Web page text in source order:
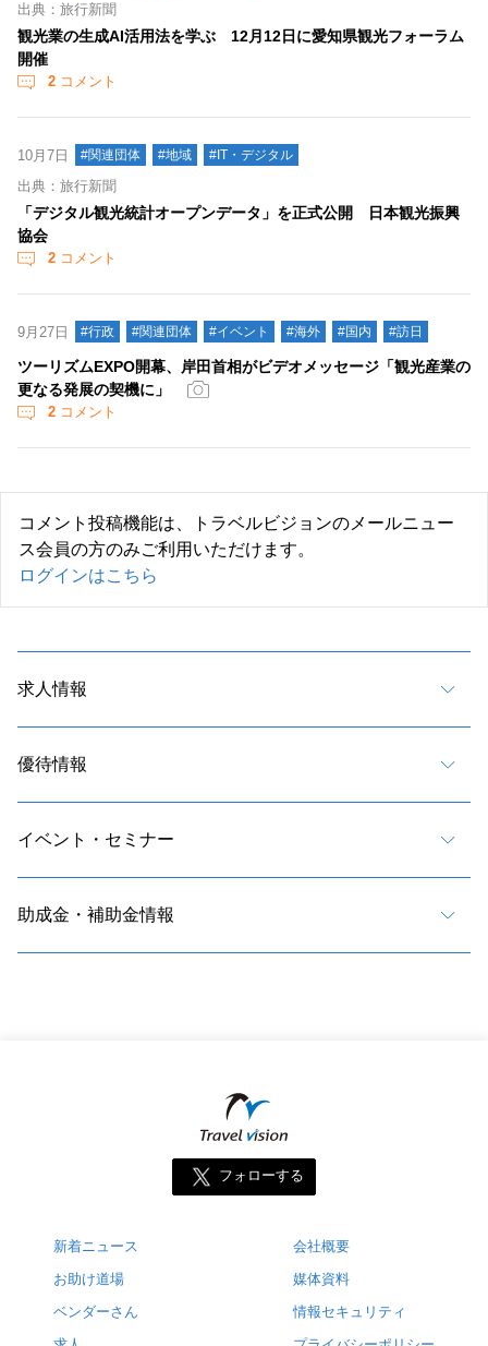
出典：旅行新聞
観光業の生成AI活用法を学ぶ 12月12日に愛知県観光フォーラム
開催
2 コメント
10月7日 #関連団体 #地域 #IT・デジタル
出典：旅行新聞
「デジタル観光統計オープンデータ」を正式公開 日本観光振興
協会
2 コメント
9月27日 #行政 #関連団体 #イベント #海外 #国内 #訪日
ツーリズムEXPO開幕、岸田首相がビデオメッセージ「観光産業の
更なる発展の契機に」
2 コメント
コメント投稿機能は、トラベルビジョンのメールニュー
ス会員の方のみご利用いただけます。
ログインはこちら
求人情報
優待情報
イベント・セミナー
助成金・補助金情報
フォローする
新着ニュース
お助け道場
ベンダーさん
会社概要
媒体資料
情報セキュリティ